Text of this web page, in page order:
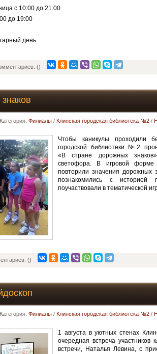
с 10:00 до 21:00
до 19:00
день
()
Категория:Филиалы /Клинская городская библиотека №2 /
Чтобы каникулы проходили
городской библиотеки №2
«В стране дорожных
светофора. В игровой
повторили значения дорожных
познакомились с историей
поучаствовали в тематической
()
Категория:Филиалы / Клинская городская библиотека №2 /
1 августа в уютных стенах
очередная встреча
встречи, Наталья Левина, с